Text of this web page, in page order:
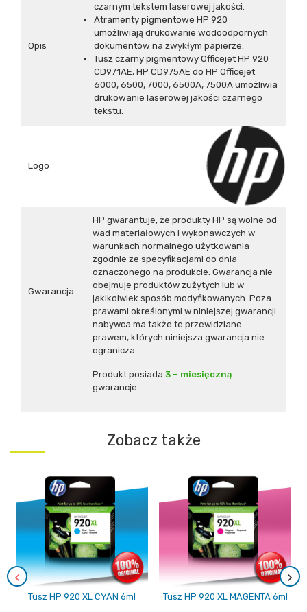
Opis
czarnym tekstem laserowej jakości.
Atramenty pigmentowe HP 920
umożliwiają drukowanie wodoodpornych
dokumentów na zwykłym papierze.
Tusz czarny pigmentowy Officejet HP 920
CD971AE, HP CD975AE do HP Officejet
6000, 6500, 7000, 6500A, 7500A umożliwia
drukowanie laserowej jakości czarnego
tekstu.
Logo
Gwarancja
HP gwarantuje, że produkty HP są wolne od
wad materiałowych i wykonawczych w
warunkach normalnego użytkowania
zgodnie ze specyfikacjami do dnia
oznaczonego na produkcie. Gwarancja nie
obejmuje produktów zużytych lub w
jakikolwiek sposób modyfikowanych. Poza
prawami określonymi w niniejszej gwarancji
nabywca ma także te przewidziane
prawem, których niniejsza gwarancja nie
ogranicza.
Produkt posiada 3 – miesięczną
gwarancje.
Zobacz także
Tusz HP 920 XL CYAN 6ml Tusz HP 920 XL MAGENTA 6ml